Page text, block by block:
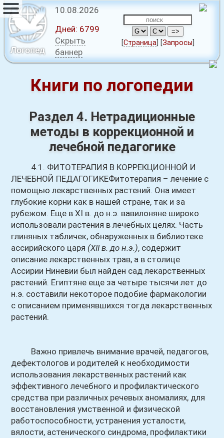
Логопед
10.08.2026
Дней: 6799
Скрыть
баннер
[Страница [Запросы
Книги по логопедии
Раздел 4. Нетрадиционные
методы в коррекционной и
лечебной педагогике
4.1. ФИТОТЕРАПИЯ В КОРРЕКЦИОННОЙ И
ЛЕЧЕБНОЙ ПЕДАГОГИКЕФитотерапия – лечение с
помощью лекарственных растений. Она имеет
глубокие корни как в нашей стране, так и за
рубежом. Еще в XI в. до н.э. вавилоняне широко
использовали растения в лечебных целях. Часть
глиняных табличек, обнаруженных в библиотеке
ассирийского царя (XII в. до н.э.), содержит
описание лекарственных трав, а в столице
Ассирии Ниневии был найден сад лекарственных
растений. Египтяне еще за четыре тысячи лет до
н.э. составили некоторое подобие фармакологии
с описанием применявшихся тогда лекарственных
растений.
Важно привлечь внимание врачей, педагогов,
дефектологов и родителей к необходимости
использования лекарственных растений как
эффективного лечебного и профилактического
средства при различных речевых аномалиях, для
восстановления умственной и физической
работоспособности, устранения усталости,
вялости, астенического синдрома, профилактики